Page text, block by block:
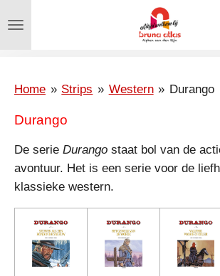
direct
hoofdinhoud
Home » Strips » Western » Durango
Durango
De serie Durango staat bol van de
avontuur. Het is een serie voor de
klassieke western.